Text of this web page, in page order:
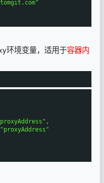
环境变量，适用于容器内
,
"proxyAddress"